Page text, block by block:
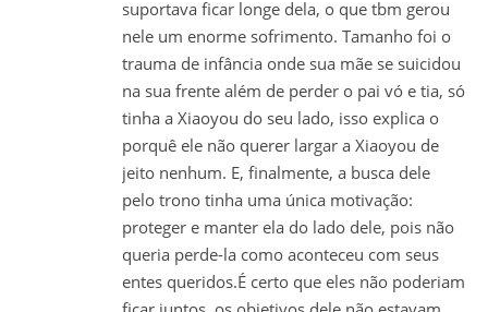
suportava ficar longe dela, o que tbm gerou
nele um enorme sofrimento. Tamanho foi o
trauma de infância onde sua mãe se suicidou
na sua frente além de perder o pai vó e tia, só
tinha a Xiaoyou do seu lado, isso explica o
porquê ele não querer largar a Xiaoyou de
jeito nenhum. E, finalmente, a busca dele
pelo trono tinha uma única motivação:
proteger e manter ela do lado dele, pois não
queria perde-la como aconteceu com seus
entes queridos.É certo que eles não poderiam